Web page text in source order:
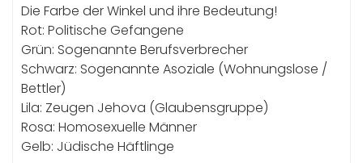
Die Farbe der Winkel und ihre Bedeutung!
Rot: Politische Gefangene
Grün: Sogenannte Berufsverbrecher
Schwarz: Sogenannte Asoziale (Wohnungslose /
Bettler)
Lila: Zeugen Jehova (Glaubensgruppe)
Rosa: Homosexuelle Männer
Gelb: Jüdische Häftlinge